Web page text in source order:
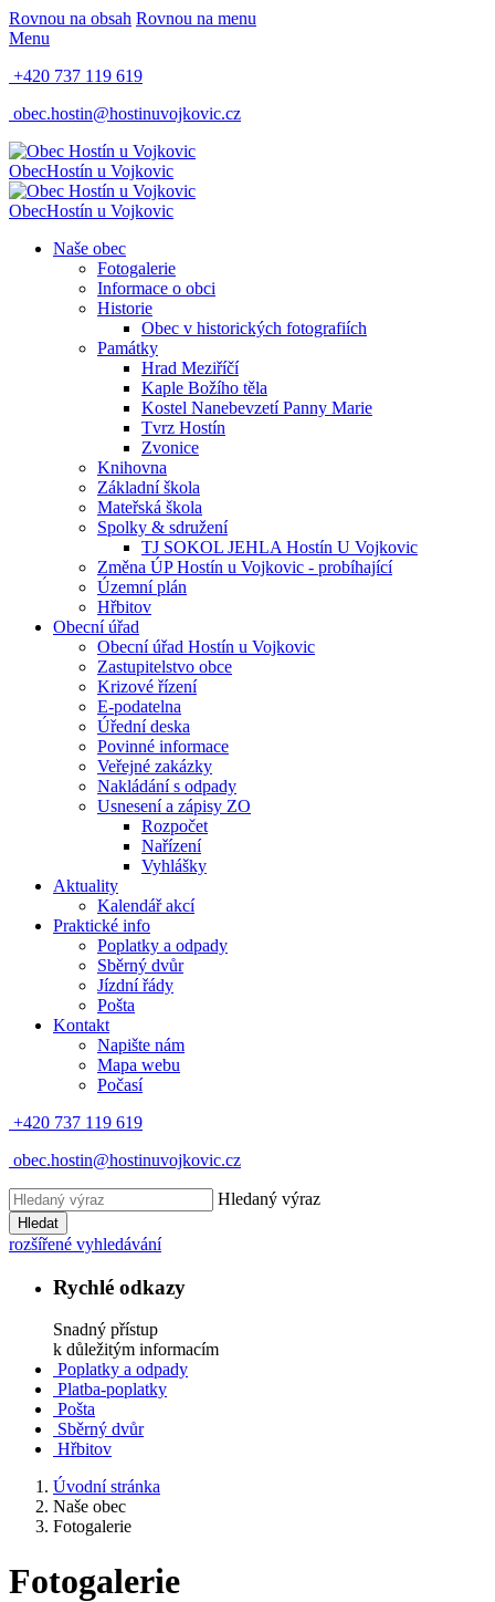
Rovnou na obsah Rovnou na menu
Menu
+420 737 119 619
obec.hostin@hostinuvojkovic.cz
ObecHostín u Vojkovic
ObecHostín u Vojkovic
Naše obec
Fotogalerie
Informace o obci
Historie
Obec v historických fotografiích
Památky
Hrad Meziříčí
Kaple Božího těla
Kostel Nanebevzetí Panny Marie
Tvrz Hostín
Zvonice
Knihovna
Základní škola
Mateřská škola
Spolky & sdružení
TJ SOKOL JEHLA Hostín U Vojkovic
Změna ÚP Hostín u Vojkovic - probíhající
Územní plán
Hřbitov
Obecní úřad
Obecní úřad Hostín u Vojkovic
Zastupitelstvo obce
Krizové řízení
E-podatelna
Úřední deska
Povinné informace
Veřejné zakázky
Nakládání s odpady
Usnesení a zápisy ZO
Rozpočet
Nařízení
Vyhlášky
Aktuality
Kalendář akcí
Praktické info
Poplatky a odpady
Sběrný dvůr
Jízdní řády
Pošta
Kontakt
Napište nám
Mapa webu
Počasí
+420 737 119 619
obec.hostin@hostinuvojkovic.cz
Hledaný výraz
Hledat
rozšířené vyhledávání
Rychlé odkazy
Snadný přístup
k důležitým informacím
Poplatky a odpady
Platba-poplatky
Pošta
Sběrný dvůr
Hřbitov
Úvodní stránka
Naše obec
Fotogalerie
Fotogalerie